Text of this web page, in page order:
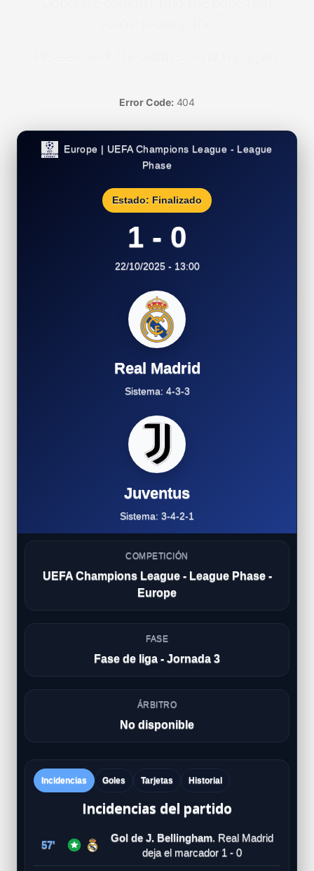
Error Code: 404
Europe | UEFA Champions League - League
Phase
Real Madrid
Sistema: 4-3-3
Estado: Finalizado
1 - 0
22/10/2025 - 13:00
Juventus
Sistema: 3-4-2-1
COMPETICIÓN
UEFA Champions League - League Phase -
Europe
FASE
Fase de liga - Jornada 3
ÁRBITRO
No disponible
Incidencias Goles Tarjetas Historial
Incidencias del partido
57'
Gol de J. Bellingham. Real Madrid
deja el marcador 1 - 0